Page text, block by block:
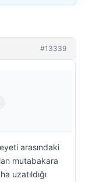
#13339
arasındaki
mutabakara
uzatıldığı